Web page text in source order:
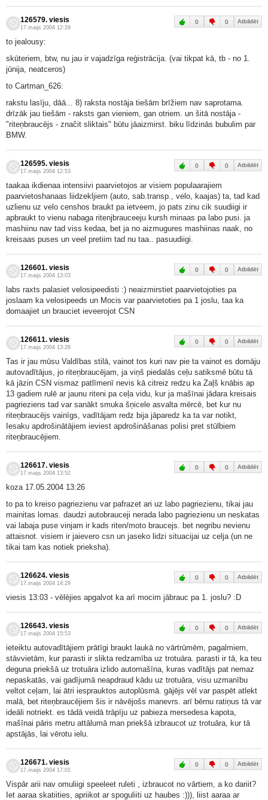
126579. viesis
17.maijs 2004 12:29
0 0 Atbildēt
to jealousy:
skūteriem, btw, nu jau ir vajadzīga reģistrācija. (vai tikpat kā, tb - no 1.
jūnija, neatceros)
to Cartman_626:
rakstu lasīju, dāā... 8) raksta nostāja tiešām brīžiem nav saprotama.
drīzāk jau tiešām - raksts gan vieniem, gan otriem. un šitā nostāja -
"riteņbraucējs - značit sliktais" būtu jāaizmirst. biku līdzinās bubulim par
BMW.
126595. viesis
17.maijs 2004 12:53
0 0 Atbildēt
taakaa ikdienaa intensiivi paarvietojos ar visiem populaarajiem
paarvietoshanaas liidzekljiem (auto, sab.transp., velo, kaajas) ta, tad kad
uzlienu uz velo censhos braukt pa ietveem, jo pats zinu cik suudiigi ir
apbraukt to vienu nabaga ritenjbrauceeju kursh minaas pa labo pusi. ja
mashiinu nav tad viss kedaa, bet ja no aizmugures mashiinas naak, no
kreisaas puses un veel pretiim tad nu taa.. pasuudiigi.
126601. viesis
17.maijs 2004 13:03
0 0 Atbildēt
labs raxts palasiet velosipeedisti :) neaizmirstiet paarvietojoties pa
joslaam ka velosipeeds un Mocis var paarvietoties pa 1 joslu, taa ka
domaajiet un brauciet ieveerojot CSN
126611. viesis
17.maijs 2004 13:26
0 0 Atbildēt
Tas ir jau mūsu Valdības stilā, vainot tos kuri nav pie ta vainot es domāju
autovadītājus, jo riteņbraucējam, ja viņš piedalās ceļu satiksmē būtu tā
kā jāzin CSN vismaz patlīmenī nevis kā citreiz redzu ka Zaļš knābis ap
13 gadiem rulē ar jaunu riteni pa ceļa vidu, kur ja mašīnai jādara kreisais
pagrieziens tad var sanākt smuka šņicele asvalta mērcē, bet kur nu
riteņbraucējs vainīgs, vadītājam redz bija jāparedz ka ta var notikt,
Iesaku apdrošinātājiem ieviest apdrošināšanas polisi pret stūlbiem
riteņbraucējiem.
126617. viesis
17.maijs 2004 13:52
0 0 Atbildēt
koza 17.05.2004 13:26
to pa to kreiso pagriezienu var pafrazet ari uz labo pagriezienu, tikai jau
mainitas lomas. daudzi autobrauceji nerada labo pagriezienu un neskatas
vai labaja puse vinjam ir kads riten/moto braucejs. bet negribu nevienu
attaisnot. visiem ir jaievero csn un jaseko lidzi situacijai uz celja (un ne
tikai tam kas notiek prieksha).
126624. viesis
17.maijs 2004 14:29
0 0 Atbildēt
viesis 13:03 - vēlējies apgalvot ka arī mocim jābrauc pa 1. joslu? :D
126643. viesis
17.maijs 2004 15:53
0 0 Atbildēt
ieteiktu autovadītājiem prātīgi braukt laukā no vārtrūmēm, pagalmiem,
stāvvietām, kur parasti ir slikta redzamība uz trotuāra. parasti ir tā, ka teu
deguna priekšā uz trotuāra izlido automašīna, kuras vadītājs pat nemaz
nepaskatās, vai gadījumā neapdraud kādu uz trotuāra, visu uzmanību
veltot ceļam, lai ātri iesprauktos autoplūsmā. gājējs vēl var paspēt atlekt
malā, bet riteņbraucējiem šis ir nāvējošs manevrs. arī bērnu ratiņus tā var
ideāli notriekt. es tādā veidā trāpīju uz pabieza mersedesa kapota,
mašīnai pāris metru attālumā man priekšā izbraucot uz trotuāra, kur tā
apstājās, lai vērotu ielu.
126671. viesis
17.maijs 2004 17:01
0 0 Atbildēt
Vispār arii nav omuliigi speeleet ruleti , izbraucot no vārtiem, a ko dariit?
Iet aaraa skatiities, apriikot ar spoguliiti uz haubes :))), liist aaraa ar